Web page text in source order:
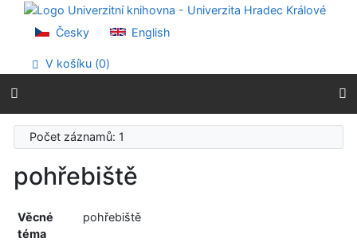
Přejít na obsah
Přejít na menu
Prohlášení o webové přístupnosti
Česky English
V košíku (0)
Počet záznamů: 1
pohřebiště
Věcné
téma
pohřebiště